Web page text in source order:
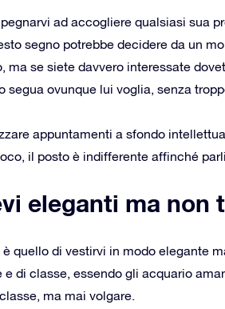
ad accogliere qualsiasi sua
segno potrebbe decidere da un
ma se siete davvero interessate
segua ovunque lui voglia, senza
appuntamenti a sfondo
il posto è indifferente affinché
eleganti ma non
quello di vestirvi in modo elegante
e di classe, essendo gli acquario
ma mai volgare.